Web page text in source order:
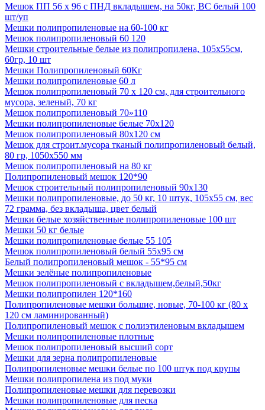
Мешок ПП 56 х 96 с ПНД вкладышем, на 50кг, ВС белый 100
шт/уп
Мешки полипропиленовые на 60-100 кг
Мешок полипропиленовый 60 120
Мешки строительные белые из полипропилена, 105х55см,
60гр, 10 шт
Мешки Полипропиленовый 60Кг
Мешки полипропиленовые 60 л
Мешок полипропиленовый 70 х 120 см, для строительного
мусора, зеленый, 70 кг
Мешок полипропиленовый 70»110
Мешки полипропиленовые белые 70х120
Мешок полипропиленовый 80х120 см
Мешок для строит.мусора тканый полипропиленовый белый,
80 гр, 1050х550 мм
Мешок полипропиленовый на 80 кг
Полипропиленовый мешок 120*90
Мешок строительный полипропиленовый 90х130
Мешки полипропиленовые, до 50 кг, 10 штук, 105x55 см, вес
72 грамма, без вкладыша, цвет белый
Мешки белые хозяйственные полипропиленовые 100 шт
Мешки 50 кг белые
Мешки полипропиленовые белые 55 105
Мешок полипропиленовый белый 55х95 см
Белый полипропиленовый мешок - 55*95 см
Мешки зелёные полипропиленовые
Мешок полипропиленовый с вкладышем,белый,50кг
Мешки полипропилен 120*160
Полипропиленовые мешки большие, новые, 70-100 кг (80 х
120 см ламинированный)
Полипропиленовый мешок с полиэтиленовым вкладышем
Мешки полипропиленовые плотные
Мешок полипропиленовый высший сорт
Мешки для зерна полипропиленовые
Полипропиленовые мешки белые по 100 штук под крупы
Мешки полипропилена из под муки
Полипропиленовые мешки для перевозки
Мешки полипропиленовые для песка